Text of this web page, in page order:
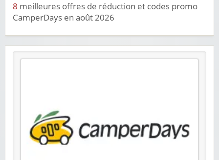
8 meilleures offres de réduction et codes promo
CamperDays en août 2026